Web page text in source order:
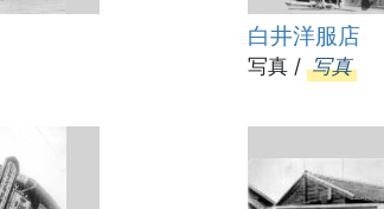
白井洋服店
写真 / 写真